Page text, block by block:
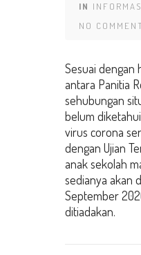
IN
NO
Sesuai dengan
antara Panitia
sehubungan
belum
virus corona
dengan Ujian
anak sekolah
sedianya akan
September
ditiadakan.